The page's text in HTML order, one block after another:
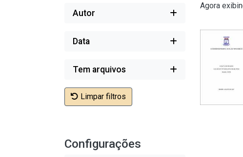
Autor
Data
Tem arquivos
Limpar filtros
Configurações
Agora